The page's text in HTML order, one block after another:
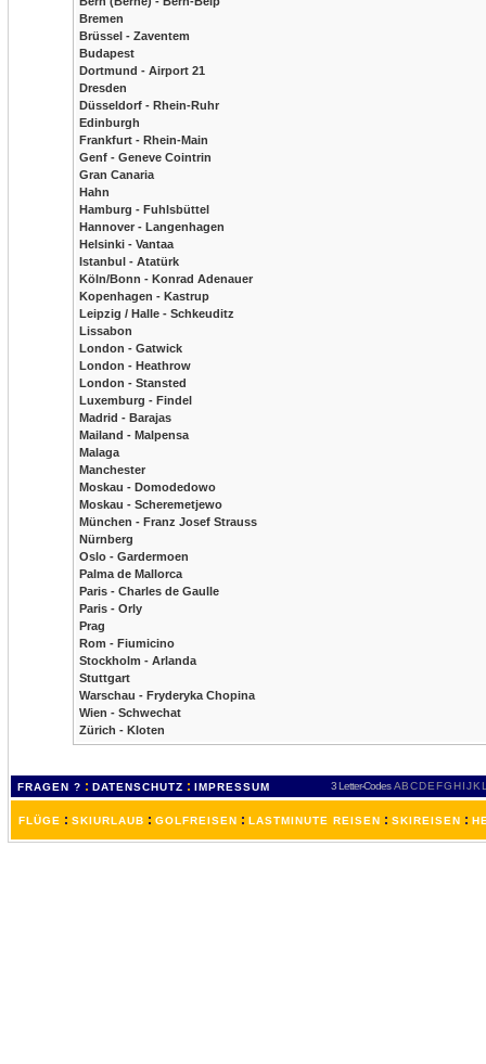
Bremen
Brüssel - Zaventem
Budapest
Dortmund - Airport 21
Dresden
Düsseldorf - Rhein-Ruhr
Edinburgh
Frankfurt - Rhein-Main
Genf - Geneve Cointrin
Gran Canaria
Hahn
Hamburg - Fuhlsbüttel
Hannover - Langenhagen
Helsinki - Vantaa
Istanbul - Atatürk
Köln/Bonn - Konrad Adenauer
Kopenhagen - Kastrup
Leipzig / Halle - Schkeuditz
Lissabon
London - Gatwick
London - Heathrow
London - Stansted
Luxemburg - Findel
Madrid - Barajas
Mailand - Malpensa
Malaga
Manchester
Moskau - Domodedowo
Moskau - Scheremetjewo
München - Franz Josef Strauss
Nürnberg
Oslo - Gardermoen
Palma de Mallorca
Paris - Charles de Gaulle
Paris - Orly
Prag
Rom - Fiumicino
Stockholm - Arlanda
Stuttgart
Warschau - Fryderyka Chopina
Wien - Schwechat
Zürich - Kloten
FRAGEN ? : DATENSCHUTZ : IMPRESSUM 3 Letter-Codes ABCDEFGH IJKL
FLÜGE : SKIURLAUB : GOLFREISEN : LASTMINUTE REISEN : SKIREISEN :